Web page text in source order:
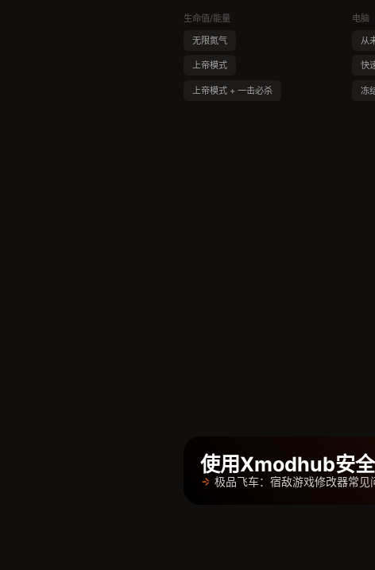
生命值/能量
无限氮气
上帝模式
上帝模式 + 一击必杀
电脑
从
快
冻
使用Xmodhub安
极品飞车：宿敌游戏修改器常见